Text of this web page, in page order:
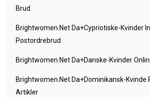
Brud
Brightwomen.net Da+cypriotiske-Kvinder
Postordrebrud
Brightwomen.net Da+danske-Kvinder
Brightwomen.net Da+dominikansk-Kvinde
Artikler